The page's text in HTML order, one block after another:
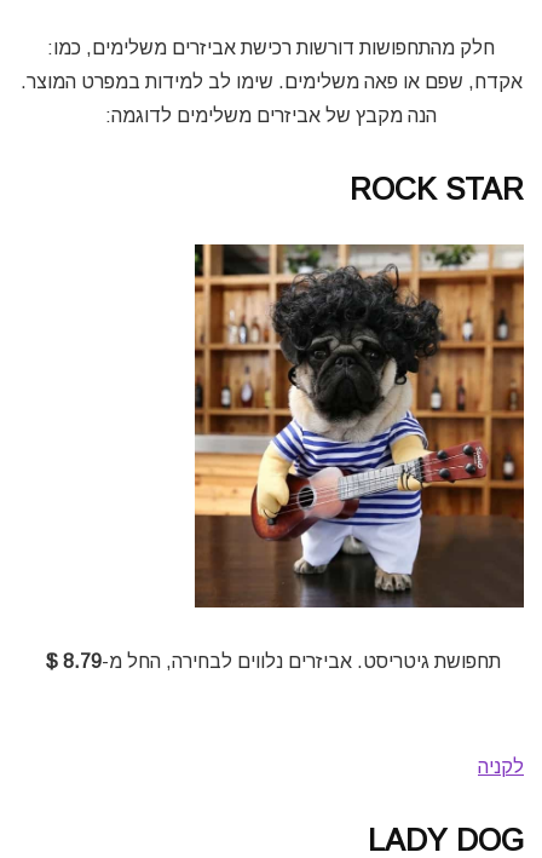
חלק מהתחפושות דורשות רכישת אביזרים משלימים, כמו:
אקדח, שפם או פאה משלימים. שימו לב למידות במפרט המוצר.
הנה מקבץ של אביזרים משלימים לדוגמה:
ROCK STAR
תחפושת גיטריסט. אביזרים נלווים לבחירה, החל מ-8.79 $
לקניה
LADY DOG